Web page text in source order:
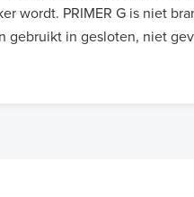
wordt. PRIMER G is niet
gebruikt in gesloten, niet